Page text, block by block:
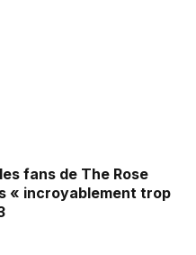
fans de The Rose
« incroyablement trop